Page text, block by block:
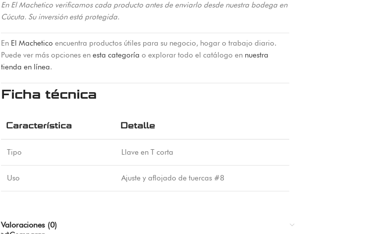
En El Machetico verificamos cada producto antes de enviarlo desde nuestra bodega en
Cúcuta. Su inversión está protegida.
En El Machetico encuentra productos útiles para su negocio, hogar o trabajo diario.
Puede ver más opciones en esta categoría o explorar todo el catálogo en nuestra
tienda en línea.
Ficha técnica
Característica Detalle
Tipo Llave en T corta
Uso Ajuste y aflojado de tuercas #8
Valoraciones (0)